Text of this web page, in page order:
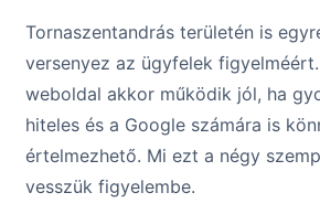
Tornaszentandrás területén is
versenyez az ügyfelek
weboldal akkor működik jól, ha
hiteles és a Google számára is
értelmezhető. Mi ezt a négy
vesszük figyelembe.